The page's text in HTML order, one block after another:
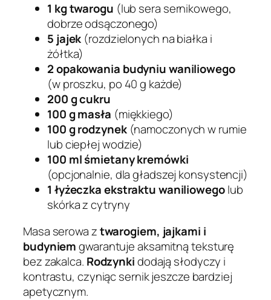
1 kg twarogu (lub sera sernikowego,
dobrze odsączonego)
5 jajek (rozdzielonych na białka i
żółtka)
2 opakowania budyniu waniliowego
(w proszku, po 40 g każde)
200 g cukru
100 g masła (miękkiego)
100 g rodzynek(namoczonych w rumie
lub ciepłej wodzie)
100 ml śmietany kremówki
(opcjonalnie, dla gładszej konsystencji)
1 łyżeczka ekstraktu waniliowegolub
skórka z cytryny
Masa serowa ztwarogiem, jajkami i
budyniemgwarantuje aksamitną teksturę
bez zakalca. Rodzynkidodają słodyczy i
kontrastu, czyniąc sernik jeszcze bardziej
apetycznym.